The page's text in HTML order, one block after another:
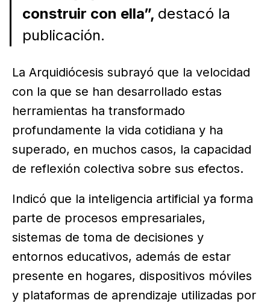
construir con ella”, destacó la
publicación.
La Arquidiócesis subrayó que la velocidad
con la que se han desarrollado estas
herramientas ha transformado
profundamente la vida cotidiana y ha
superado, en muchos casos, la capacidad
de reflexión colectiva sobre sus efectos.
Indicó que la inteligencia artificial ya forma
parte de procesos empresariales,
sistemas de toma de decisiones y
entornos educativos, además de estar
presente en hogares, dispositivos móviles
y plataformas de aprendizaje utilizadas por